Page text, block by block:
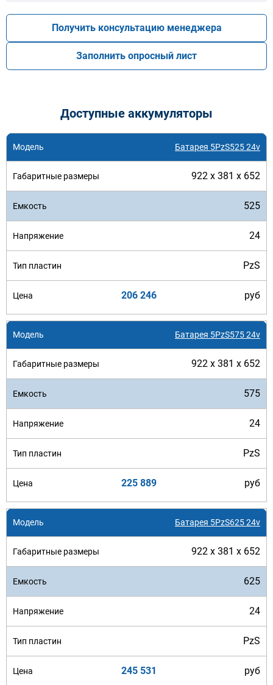
Подобрать
Получить консультацию менеджера
Заполнить опросный лист
Доступные аккумуляторы
Батарея 5PzS525 24v
922 x 381 x 652
525
24
PzS
206 246 руб
Батарея 5PzS575 24v
922 x 381 x 652
575
24
PzS
225 889 руб
Батарея 5PzS625 24v
922 x 381 x 652
625
24
PzS
245 531 руб